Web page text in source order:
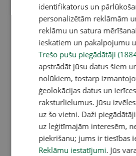
identifikatorus un
personalizētām reklāmām
reklāmu un satura
ieskatiem un pakalpojumu
Trešo pušu piegādātāji
apstrādāt jūsu datus šiem
nolūkiem, tostarp
ģeolokācijas datus un ierīces
raksturlielumus. Jūsu
uz šo vietni. Daži
uz leģitīmajām interesēm,
piekrišanu; jums ir tiesības
Reklāmu iestatījumi. Jūs